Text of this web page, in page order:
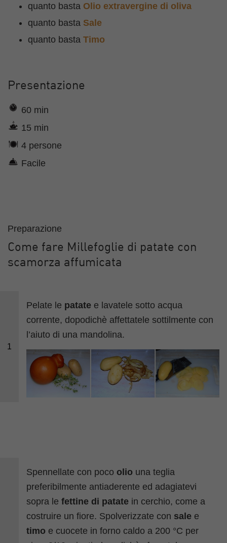
quanto basta Olio extravergine di oliva
quanto basta Sale
quanto basta Timo
Presentazione
60 min
15 min
4 persone
Facile
Preparazione
Come fare Millefoglie di patate con
scamorza affumicata
1
Pelate le patate e lavatele sotto acqua
corrente, dopodichè affettatele sottilmente con
l’aiuto di una mandolina.
Spennellate con poco olio una teglia
preferibilmente antiaderente ed adagiatevi
sopra lefettine di patate in cerchio, come a
costruire un fiore. Spolverizzate con sale e
timo e cuocete in forno caldo a 200 °C per